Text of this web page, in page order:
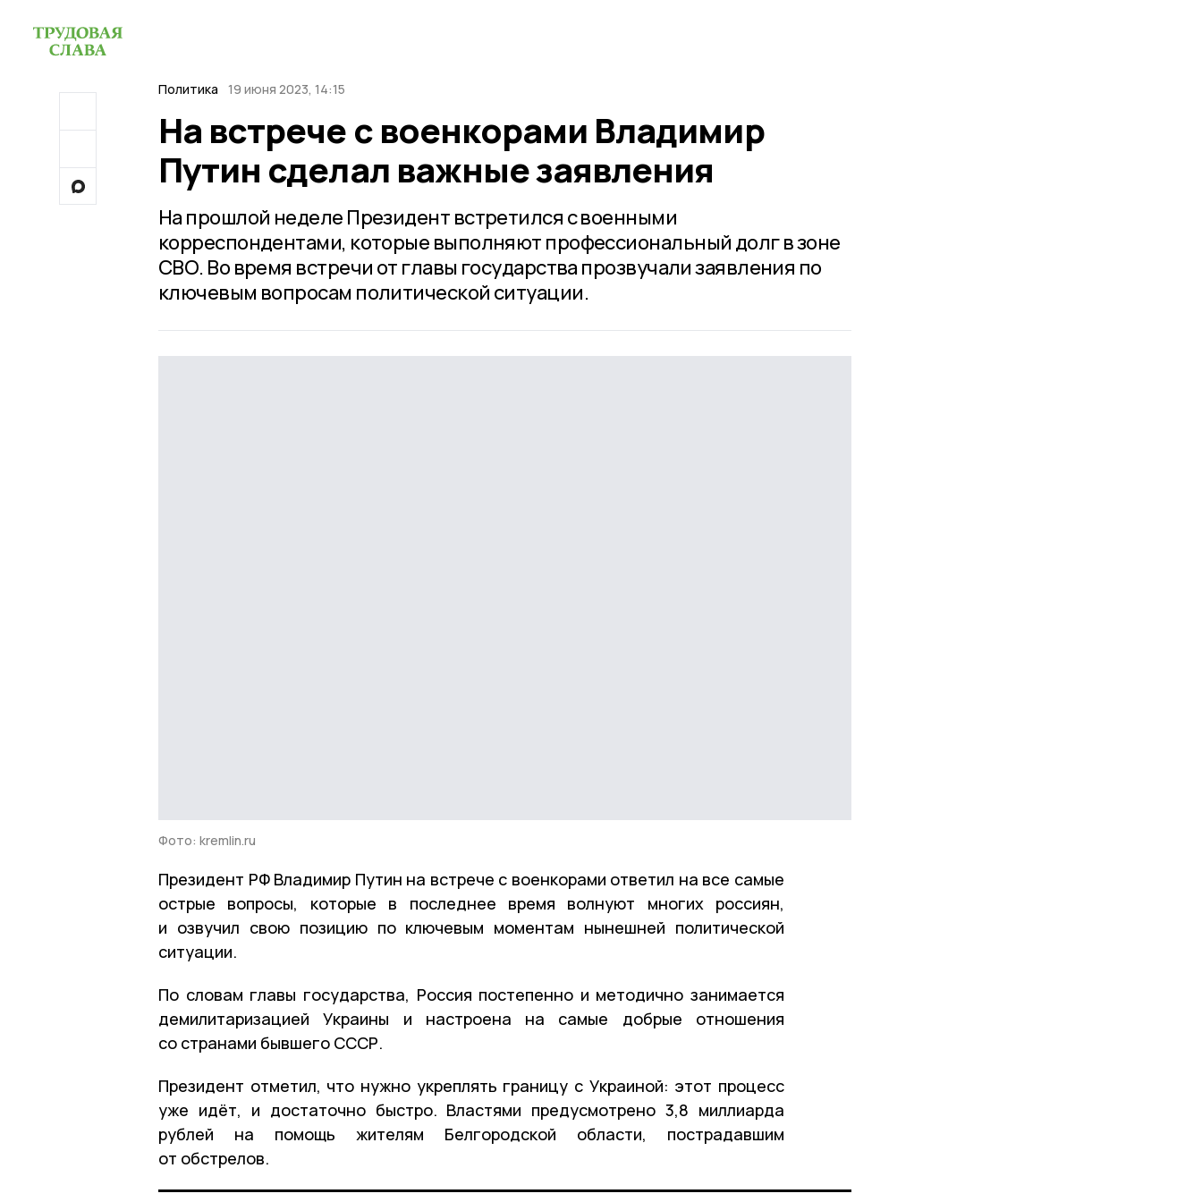
Политика 19 июня 2023, 14:15
На встрече с военкорами Владимир
Путин сделал важные заявления
На прошлой неделе Президент встретился с военными
корреспондентами, которые выполняют профессиональный долг в зоне
СВО. Во время встречи от главы государства прозвучали заявления по
ключевым вопросам политической ситуации.
Фото: kremlin.ru
Президент РФ Владимир Путин на встрече с военкорами ответил на все самые
острые вопросы, которые в последнее время волнуют многих россиян,
и озвучил свою позицию по ключевым моментам нынешней политической
ситуации.
По словам главы государства, Россия постепенно и методично занимается
демилитаризацией Украины и настроена на самые добрые отношения
со странами бывшего СССР.
Президент отметил, что нужно укреплять границу с Украиной: этот процесс
уже идёт, и достаточно быстро. Властями предусмотрено 3,8 миллиарда
рублей на помощь жителям Белгородской области, пострадавшим
от обстрелов.